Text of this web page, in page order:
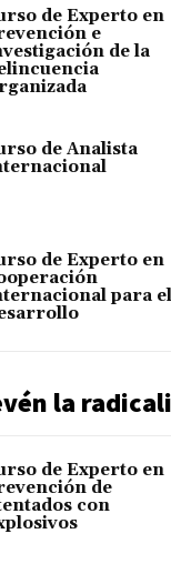
de Experto en
e
de la
de Analista
de Experto en
para el
la
de Experto en
de
con